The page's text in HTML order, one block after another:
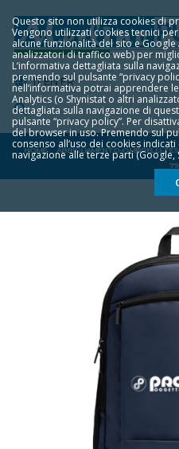
Questo sito non utilizza cookies di
Vengono utilizzati cookies tecnici
alcune funzionalità del sito e
analizzatori di traffico web) per
L‘informativa dettagliata sulla
premendo sul pulsante “privacy
nell‘informativa potrai apprendere
Analytics (o Shynistat o altri
dettagliata sulla navigazione di
pulsante “privacy policy”. Per
del browser in uso. Premendo sul
consenso all‘uso dei cookies
navigazione alle terze parti (Google,
IT EN FR
HOME ABBIGLIAMENTO-OMBRELLI-